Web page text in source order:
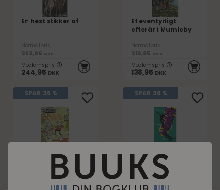
En hest stikker af
Normalpris
383,95 DKK
Medlemspris
244,95 DKK
Et eventyrligt
efterår i Mumleby
Normalpris
216,95 DKK
Medlemspris
138,95 DKK
SPAR 36 %
– LasseMajas
SPAR 36 %
Normalpris